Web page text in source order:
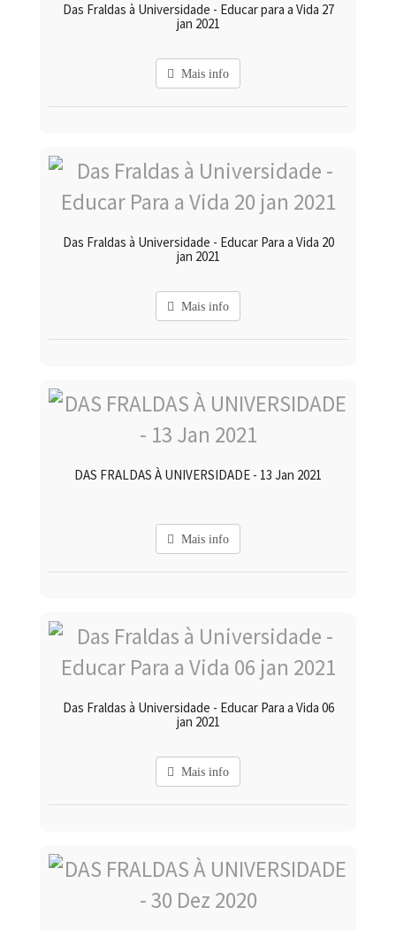
Das Fraldas à Universidade - Educar para a Vida 27
jan 2021
Mais info
Das Fraldas à Universidade - Educar Para a Vida 20
jan 2021
Mais info
DAS FRALDAS À UNIVERSIDADE - 13 Jan 2021
Mais info
Das Fraldas à Universidade - Educar Para a Vida 06
jan 2021
Mais info